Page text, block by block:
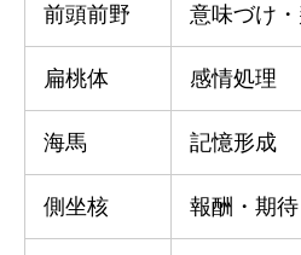
前頭前野 意味づけ
扁桃体 感情処理
海馬 記憶形成
側坐核 報酬・期待